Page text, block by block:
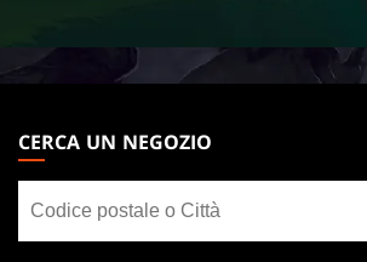
THE
GATHERING
FOOTER
CERCA UN NEGOZIO
un
negozio